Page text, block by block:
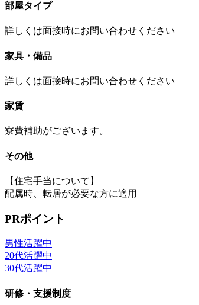
部屋タイプ
詳しくは面接時にお問い合わせください
家具・備品
詳しくは面接時にお問い合わせください
家賃
寮費補助がございます。
その他
【住宅手当について】
配属時、転居が必要な方に適用
PRポイント
男性活躍中
20代活躍中
30代活躍中
研修・支援制度